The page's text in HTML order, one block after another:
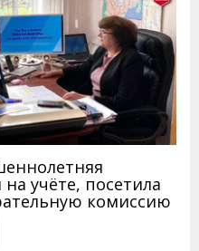
учёте, посетила
комиссию